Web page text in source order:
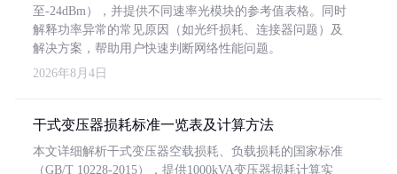
至-24dBm），并提供不同速率光模块的参考值表格。同时
解释功率异常的常见原因（如光纤损耗、连接器问题）及
解决方案，帮助用户快速判断网络性能问题。
2026年8月4日
干式变压器损耗标准一览表及计算方法
本文详细解析干式变压器空载损耗、负载损耗的国家标准
（GB/T 10228-2015），提供1000kVA变压器损耗计算实